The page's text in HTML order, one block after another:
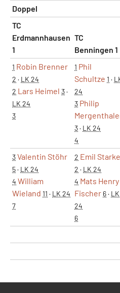
Doppel
TC
Erdmannhausen
1
TC
Benningen 1
1 Robin Brenner
2 · LK 24
2 Lars Heimel 3·
LK 24
3
1 Phil
Schultze 1 ·
24
3 Philip
3· LK 24
4
3Valentin Stöhr
5· LK 24
4 William
Wieland 11 · LK 24
7
2 Emil Starke
2 · LK 24
4 Mats Henry
Fischer 6· LK
24
6